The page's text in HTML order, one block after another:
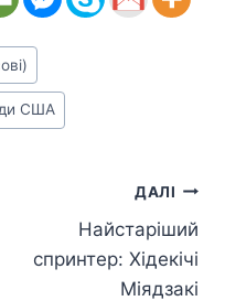
США
ДАЛІ
Найстаріший
спринтер: Хідекічі
Міядзакі